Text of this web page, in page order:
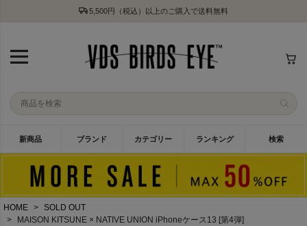
5,500円（税込）以上のご購入で送料無料
新商品 ブランド カテゴリー ランキング 検索
HOME
SOLD OUT
MAISON KITSUNE × NATIVE UNION iPhoneケース13 [第4弾]